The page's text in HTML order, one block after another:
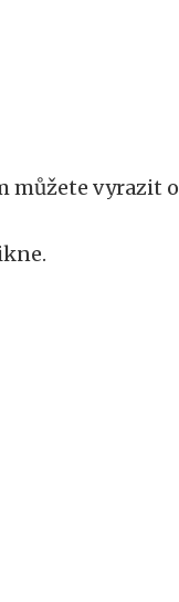
můžete vyrazit o